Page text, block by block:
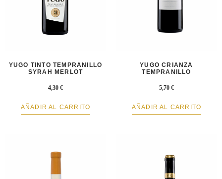
YUGO TINTO TEMPRANILLO
SYRAH MERLOT
4,30 €
AÑADIR AL CARRITO
YUGO CRIANZA
TEMPRANILLO
5,70 €
AÑADIR AL CARRITO